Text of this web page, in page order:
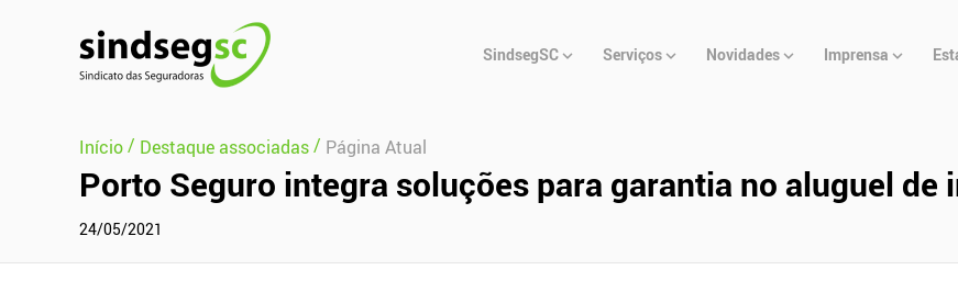
Principal
SindsegSC Serviços Novidades Imprensa
Início/ Destaque associadas/ Página Atual
Porto Seguro integra soluções para garantia no aluguel de
24/05/2021